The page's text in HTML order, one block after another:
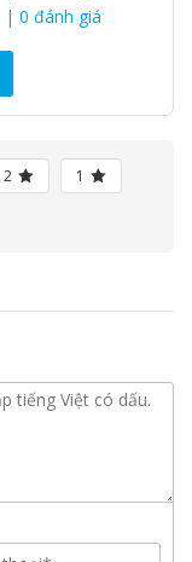
| 0 đánh giá
2
1